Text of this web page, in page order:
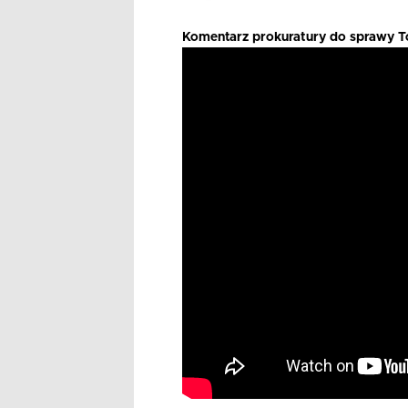
Komentarz prokuratury do sprawy